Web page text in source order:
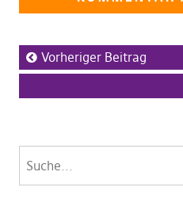
Vorheriger Beitrag